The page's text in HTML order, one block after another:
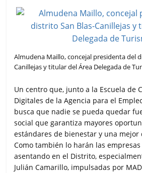
Almudena Maillo, concejal presidenta del
Canillejas y titular del Área Delegada de
Un centro que, junto a la Escuela de
Digitales de la Agencia para el
busca que nadie se pueda quedar
social que garantiza mayores
estándares de bienestar y una mejor
Como también lo harán las
asentando en el Distrito,
Julián Camarillo, impulsadas por